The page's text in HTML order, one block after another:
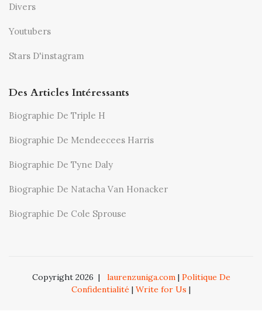
Divers
Youtubers
Stars D'instagram
Des Articles Intéressants
Biographie De Triple H
Biographie De Mendeecees Harris
Biographie De Tyne Daly
Biographie De Natacha Van Honacker
Biographie De Cole Sprouse
Copyright 2026 | laurenzuniga.com| Politique De
Confidentialité | Write for Us |